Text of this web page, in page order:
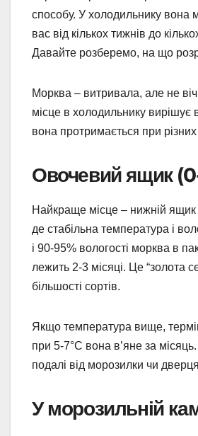
способу. У холодильнику вона
вас від кількох тижнів до
Давайте розберемо, на що
Морква – витривала, але не
місце в холодильнику вирішує
вона протримається при різних
Овочевий ящик
Найкраще місце – нижній ящик
де стабільна температура і
і 90-95% вологості морква в
лежить 2-3 місяці. Це “золота
більшості сортів.
Якщо температура вище,
при 5-7°C вона в’яне за
подалі від морозилки чи
У морозильній